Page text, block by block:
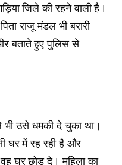
जिले की रहने वाली है।
राजू मंडल भी बरारी
बताते हुए पुलिस से
भी उसे धमकी दे चुका था।
घर में रह रही है और
वह घर छोड़ दे। महिला का